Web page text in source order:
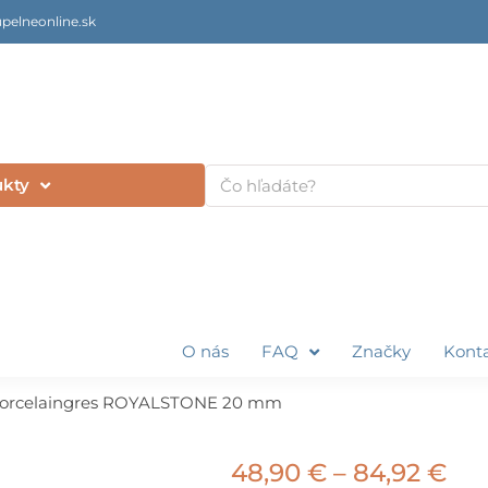
Vyhľadať
O nás FAQ Značky
ROYALSTONE 20 mm
48,90 € – 84,92 €